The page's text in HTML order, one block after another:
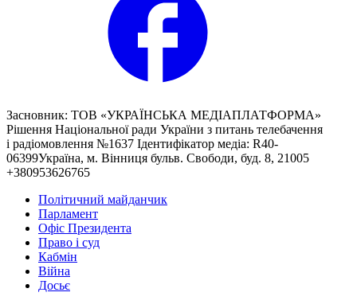
Засновник: ТОВ «УКРАЇНСЬКА МЕДІАПЛАТФОРМА»
Рішення Національної ради України з питань телебачення
і радіомовлення №1637 Ідентифікатор медіа: R40-
06399Україна, м. Вінниця бульв. Свободи, буд. 8, 21005
+380953626765
Політичний майданчик
Парламент
Офіс Президента
Право і суд
Кабмін
Війна
Досьє